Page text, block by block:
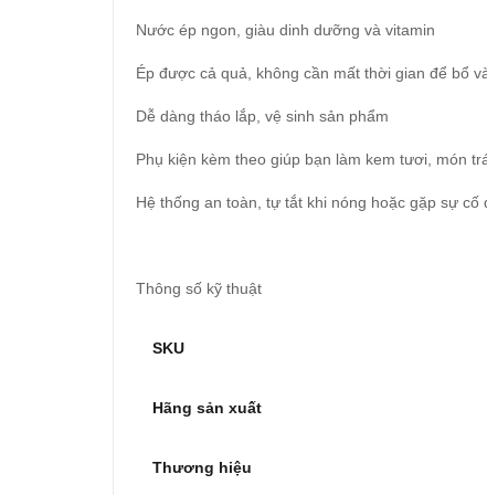
Nước ép ngon, giàu dinh dưỡng và vitamin
Ép được cả quả, không cần mất thời gian để bổ
Dễ dàng tháo lắp, vệ sinh sản phẩm
Phụ kiện kèm theo giúp bạn làm kem tươi, món
Hệ thống an toàn, tự tắt khi nóng hoặc gặp sự cố
Thông số kỹ thuật
SKU
Hãng sản xuất
Thương hiệu